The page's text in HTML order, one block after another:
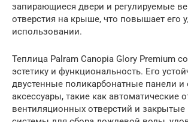
запирающиеся двери и регулируемые
отверстия на крыше, что повышает его
использовании.
Теплица Palram Canopia Glory Premium
эстетику и функциональность. Его
двустенные поликарбонатные панели
аксессуары, такие как автоматические
вентиляционных отверстий и